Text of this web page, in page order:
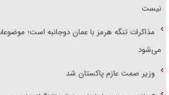
نیست
مذاکرات تنگه هرمز با عمان دوجانبه است؛
می‌شود
وزیر صمت عازم پاکستان شد